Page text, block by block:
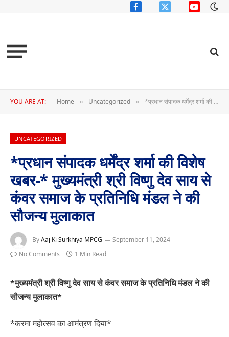
FacebookX
YouTube
YOU ARE AT: Home » Uncategorized » *प्रधान संपादक धर्मेंद्र शर्मा की विशेष खबर-* मुख्यमंत्री श्री विष्णु देव साय से कंवर समाज के प्रतिनिधि मंडल ने की सौजन्य मुलाकात
UNCATEGORIZED
*प्रधान संपादक धर्मेंद्र शर्मा की विशेष
खबर-* मुख्यमंत्री श्री विष्णु देव साय से
कंवर समाज के प्रतिनिधि मंडल ने की
सौजन्य मुलाकात
ByAaj Ki Surkhiya MPCG
September 11, 2024
No Comments
1 Min Read
*मुख्यमंत्री श्री विष्णु देव साय से कंवर समाज के प्रतिनिधि मंडल ने की
सौजन्य मुलाकात*
*करमा महोत्सव का आमंत्रण दिया*